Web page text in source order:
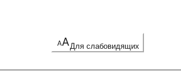
Для слабовидящих